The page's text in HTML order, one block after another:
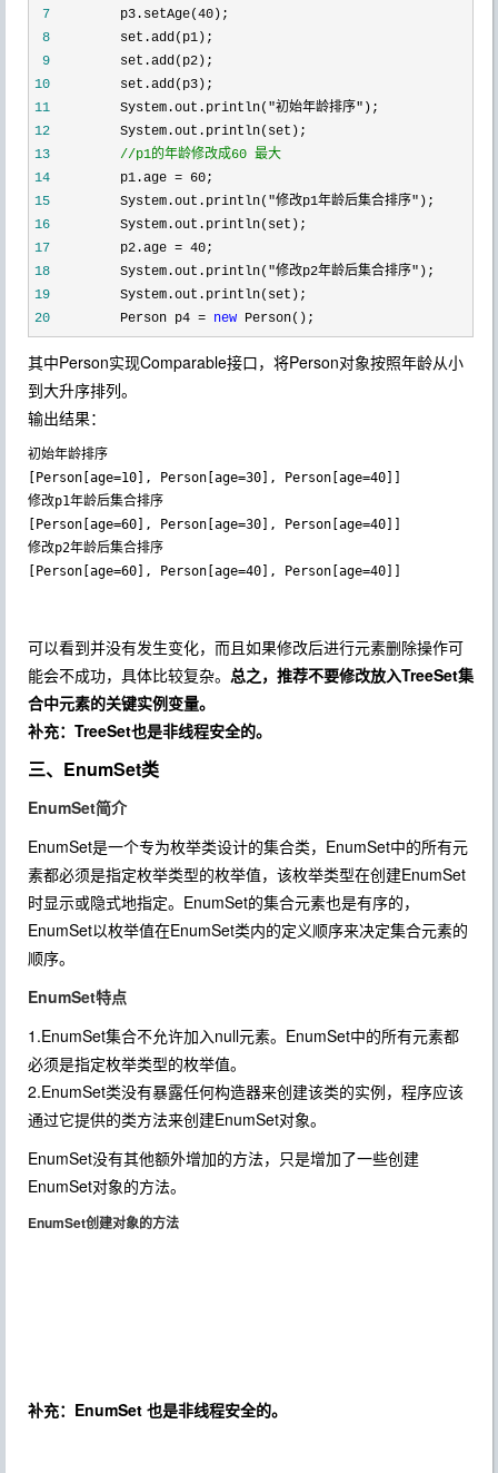
7
         p3.setAge(40
8
9
10
11
         System.out.println("初始年龄排序"
12
13
//p1的年龄修改成60 最大
14
         p1.age = 60
15
         System.out.println("修改p1年龄后集合排序"
16
17
         p2.age = 40
18
         System.out.println("修改p2年龄后集合排序"
19
20
         Person p4 =
new Person();
其中Person实现Comparable接口，将Person对象按照年龄从小
到大升序排列。
输出结果：
初始年龄排序
[Person[age=10], Person[age=30], Person[age=40]]
修改p1年龄后集合排序
[Person[age=60], Person[age=30], Person[age=40]]
修改p2年龄后集合排序
可以看到并没有发生变化，而且如果修改后进行元素删除操作可
能会不成功，具体比较复杂。 总之，推荐不要修改放入TreeSet集
合中元素的关键实例变量。
补充：TreeSet也是非线程安全的。
三、EnumSet类
EnumSet简介
EnumSet是一个专为枚举类设计的集合类，EnumSet中的所有元
素都必须是指定枚举类型的枚举值，该枚举类型在创建EnumSet
时显示或隐式地指定。EnumSet的集合元素也是有序的，
EnumSet以枚举值在EnumSet类内的定义顺序来决定集合元素的
顺序。
EnumSet特点
1.EnumSet集合不允许加入null元素。EnumSet中的所有元素都
必须是指定枚举类型的枚举值。
2.EnumSet类没有暴露任何构造器来创建该类的实例，程序应该
通过它提供的类方法来创建EnumSet对象。
EnumSet没有其他额外增加的方法，只是增加了一些创建
EnumSet对象的方法。
EnumSet创建对象的方法
补充：EnumSet 也是非线程安全的。